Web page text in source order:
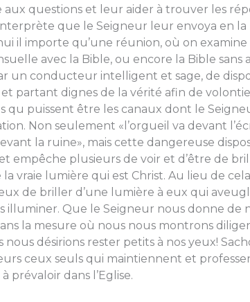
aux questions et leur aider à trouver les
que le Seigneur leur envoya en la
il importe qu’une réunion, où on
avec la Bible, ou en­core la Bible sans
un con­ducteur intelligent et sage, de
partant dignes de la vérité afin de
qu puissent être les canaux dont le
Non seulement «l’or­gueil va devant
la ruine», mais cette dangereuse
empêche plusieurs de voir et d’être de
la vraie lumière qui est Christ. Au lieu de
de briller d’une lumière à eux qui
illuminer. Que le Seigneur nous donne de
la mesure où nous nous montrons
nous désirions rester petits à nos yeux!
ceux seuls qui maintiennent et
prévaloir dans l’Eglise.